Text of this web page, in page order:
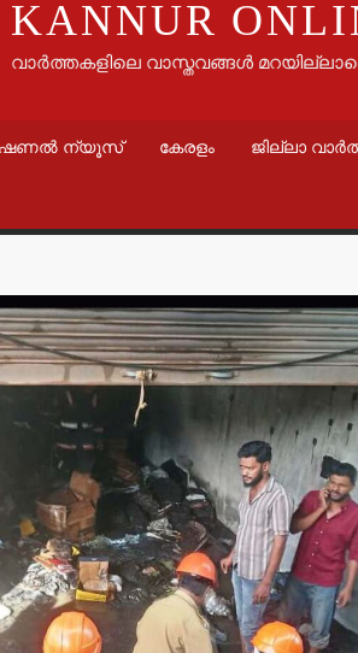
KANNUR
വാർത്തകളിലെ വാസ്തവങ്ങൾ
ന്യൂസ് കേരളം ജില്ലാ